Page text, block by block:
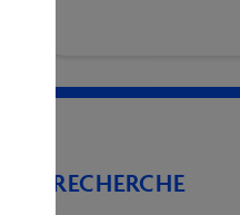
RECHERCHE